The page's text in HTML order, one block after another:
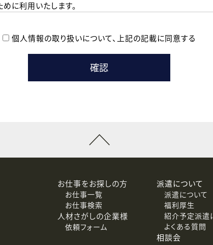
利用いたします。
の参考情報として利用いたします。
のいずれかの方法といたします。
満たした委託先に、個人情報を委託する場合があります。
用目的の通知、開示、訂正、追加または削除、利用の停止、
個人情報の取り扱いについて、 上記の記載に同意する
お仕事をお探しの方
お仕事一覧
お仕事検索
人材さがしの企業様
依頼フォーム
派遣について
派遣について
福利厚生
紹介予定派遣
よくある質問
相談会